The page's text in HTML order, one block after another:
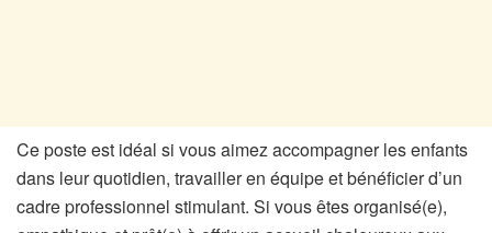
Ce poste est idéal si vous aimez accompagner les enfants
dans leur quotidien, travailler en équipe et bénéficier d’un
cadre professionnel stimulant. Si vous êtes organisé(e),